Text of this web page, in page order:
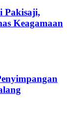
Pakisaji,
Keagamaan